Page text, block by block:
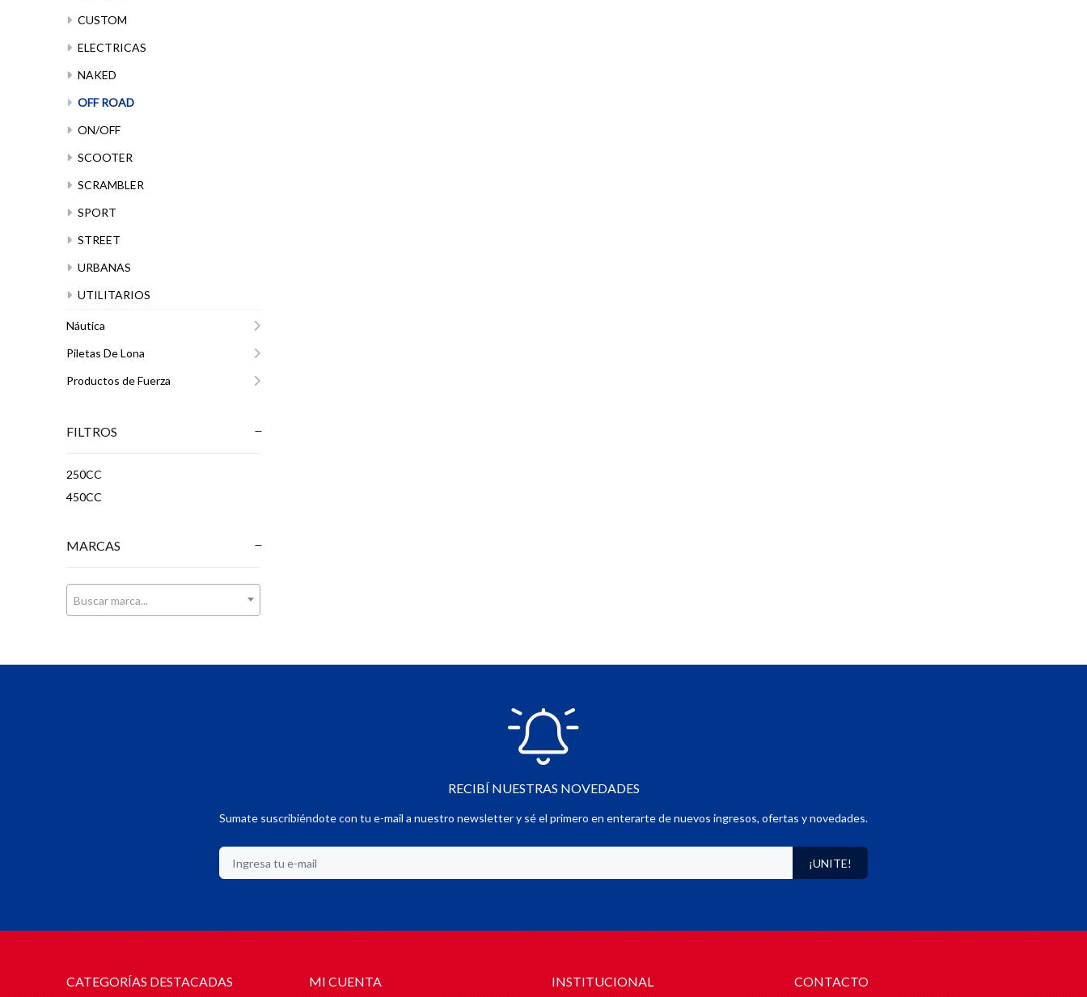
CUSTOM
ELECTRICAS
NAKED
OFF ROAD
ON/OFF
SCOOTER
SCRAMBLER
SPORT
STREET
URBANAS
UTILITARIOS
Náutica
Piletas De Lona
Productos de Fuerza
FILTROS
250CC
450CC
MARCAS
Buscar marca...
RECIBÍ NUESTRAS NOVEDADES
Sumate suscribiéndote con tu e-mail a nuestro newsletter y sé el primero en enterarte de nuevos ingresos, ofertas y novedades.
¡UNITE!
CATEGORÍAS DESTACADAS MI CUENTA INSTITUCIONAL CONTACTO